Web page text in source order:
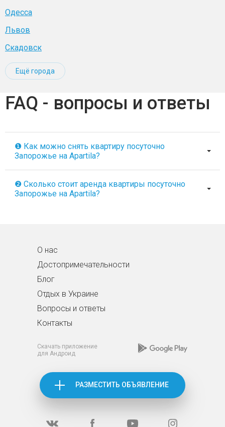
Одесса
Львов
Скадовск
Ещё города
FAQ - вопросы и ответы
❶ Как можно снять квартиру посуточно
Запорожье на Apartila?
❷ Сколько стоит аренда квартиры посуточно
Запорожье на Apartila?
О нас
Достопримечательности
Блог
Отдых в Украине
Вопросы и ответы
Контакты
Скачать приложение
для Андроид
РАЗМЕСТИТЬ ОБЪЯВЛЕНИЕ